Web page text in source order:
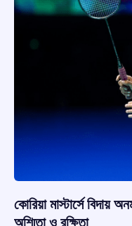
কোরিয়া মাস্টার্সে বিদায়